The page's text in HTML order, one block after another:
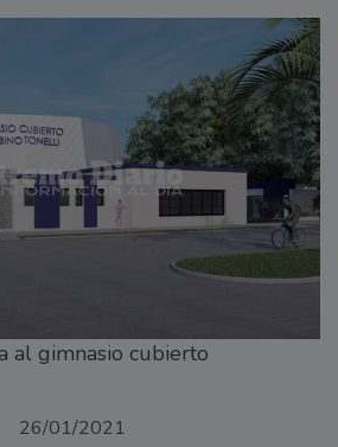
al gimnasio cubierto
26/01/2021